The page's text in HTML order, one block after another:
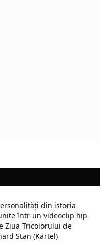
din istoria
într-un videoclip hip-
Ziua Tricolorului de
Stan (Kartel)